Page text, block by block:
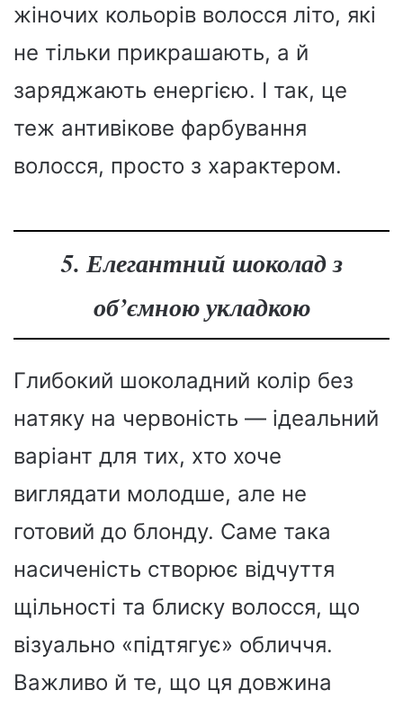
жіночих кольорів волосся літо, які
не тільки прикрашають, а й
заряджають енергією. І так, це
теж антивікове фарбування
волосся, просто з характером.
5. Елегантний шоколад з
об’ємною укладкою
Глибокий шоколадний колір без
натяку на червоність — ідеальний
варіант для тих, хто хоче
виглядати молодше, але не
готовий до блонду. Саме така
насиченість створює відчуття
щільності та блиску волосся, що
візуально «підтягує» обличчя.
Важливо й те, що ця довжина